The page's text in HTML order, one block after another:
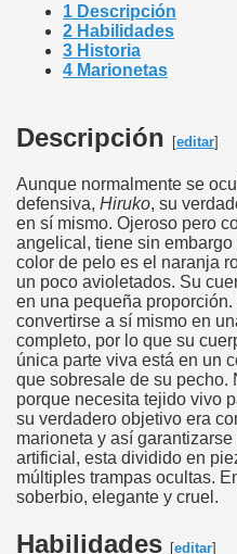
1 Descripción
2 Habilidades
3 Historia
4 Marionetas
Descripción [editar]
Aunque normalmente se
defensiva, Hiruko, su
en sí mismo. Ojeroso pero
angelical, tiene sin
color de pelo es el naranja
un poco avioletados. Su
en una pequeña
convertirse a sí mismo en
completo, por lo que su
única parte viva está en un
que sobresale de su pecho.
porque necesita tejido vivo
su verdadero objetivo era
marioneta y así
artificial, esta dividido en
múltiples trampas ocultas.
soberbio, elegante y cruel.
Habilidades [editar]